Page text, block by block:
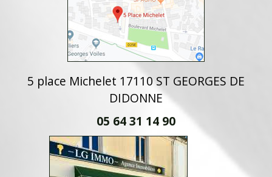
5 place Michelet 17110 ST GEORGES DE
DIDONNE
05 64 31 14 90